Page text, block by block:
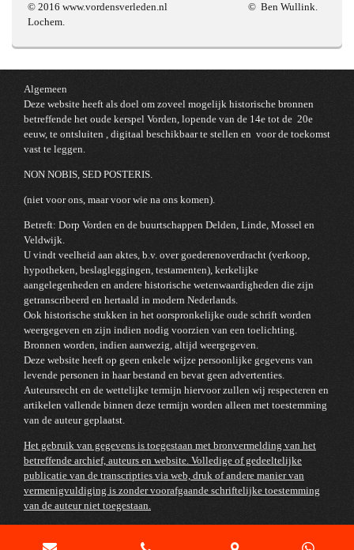
© 2016 www.vordensverleden.nl © Ben Wullink.
Lochem.
Algemeen
Deze website heeft als doel om zoveel mogelijk historische bronnen
betreffende het oude kerspel Vorden, lopende van de 14e tot de 20e
eeuw, te ontsluiten , digitaal beschikbaar te stellen en voor de toekomst
vast te leggen.
NON NOBIS, SED POSTERIS.
(niet voor ons, maar voor wie na ons komen).
Betreft: Dorp Vorden en de buurtschappen Delden, Linde, Mossel en
Veldwijk.
U vindt veelheid aan aktes, b.v. over goederenoverdracht (verkoop,
hypotheken, beslagleggingen, testamenten), kerkelijke
aangelegenheden en andere historische wetenwaardigheden die zijn
getranscribeerd en hertaald in modern Nederlands.
Ook historische stukken in het oorspronkelijke oude schrift worden
weergegeven en zijn indien nodig voorzien van een toelichting.
Bronnen worden, indien aanwezig, altijd weergegeven.
Deze website heeft op geen enkele wijze persoonlijke gegevens van
levende personen in haar bestand en bevat geen advertenties.
Auteursrecht en de wettelijke termijn hiervoor zullen wij respecteren en
artikelen vallende binnen deze termijn worden alleen met toestemming
van de auteur geplaatst.
Het gebruik van gegevens is toegestaan met bronvermelding van het
betreffende archief, auteurs en website. Volledige of gedeeltelijke
publicatie van de transcripties via web, druk of andere manier van
vermenigvuldiging is zonder voorafgaande schriftelijke toestemming
van de auteur niet toegestaan.